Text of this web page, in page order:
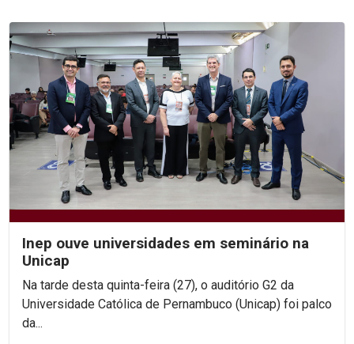
Inep ouve universidades em seminário na
Unicap
Na tarde desta quinta-feira (27), o auditório G2 da
Universidade Católica de Pernambuco (Unicap) foi palco
da...